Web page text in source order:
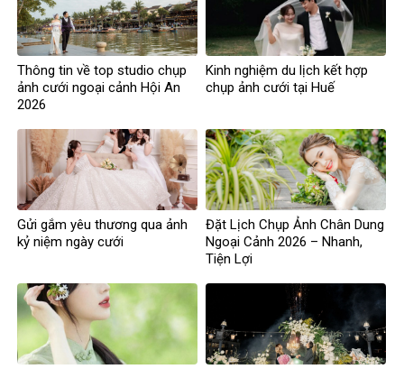
Thông tin về top studio chụp
ảnh cưới ngoại cảnh Hội An
2026
Kinh nghiệm du lịch kết hợp
chụp ảnh cưới tại Huế
Gửi gắm yêu thương qua ảnh
kỷ niệm ngày cưới
Đặt Lịch Chụp Ảnh Chân Dung
Ngoại Cảnh 2026 – Nhanh,
Tiện Lợi